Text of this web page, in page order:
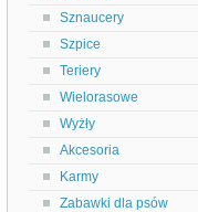
Sznaucery
Szpice
Teriery
Wielorasowe
Wyżły
Akcesoria
Karmy
Zabawki dla psów